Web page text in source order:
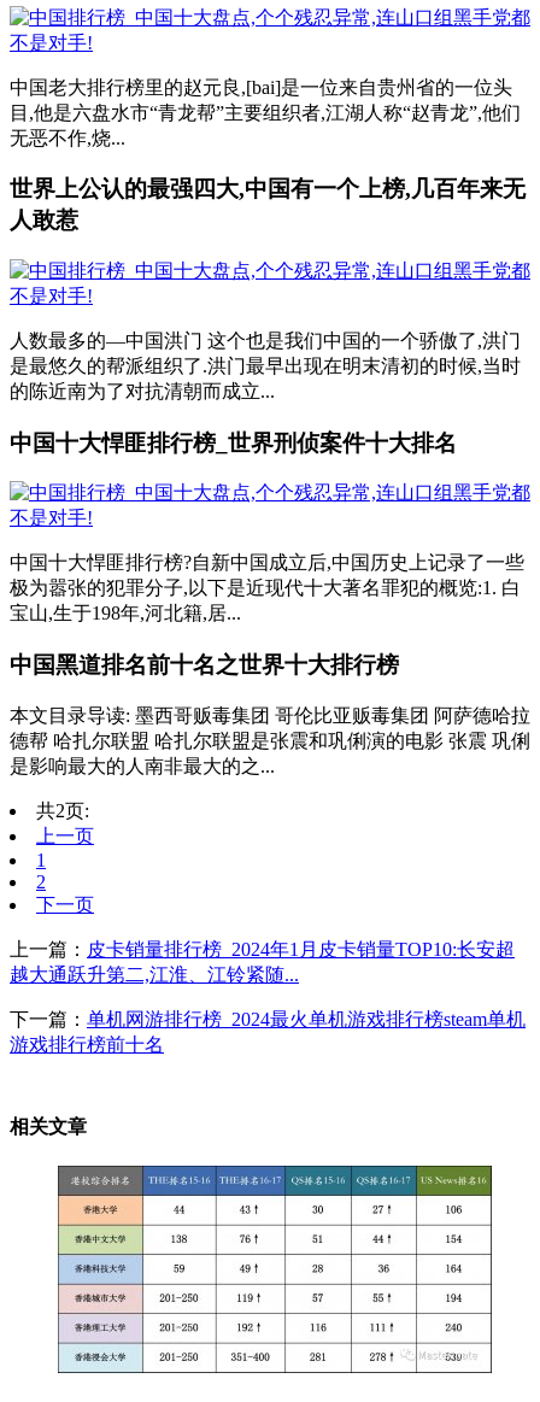
中国老大排行榜里的赵元良,[bai]是一位来自贵州省的一位头
目,他是六盘水市“青龙帮”主要组织者,江湖人称“赵青龙”,他们
无恶不作,烧...
世界上公认的最强四大,中国有一个上榜,几百年来无
人敢惹
人数最多的—中国洪门 这个也是我们中国的一个骄傲了,洪门
是最悠久的帮派组织了.洪门最早出现在明末清初的时候,当时
的陈近南为了对抗清朝而成立...
中国十大悍匪排行榜_世界刑侦案件十大排名
中国十大悍匪排行榜?自新中国成立后,中国历史上记录了一些
极为嚣张的犯罪分子,以下是近现代十大著名罪犯的概览:1. 白
宝山,生于198年,河北籍,居...
中国黑道排名前十名之世界十大排行榜
本文目录导读: 墨西哥贩毒集团 哥伦比亚贩毒集团 阿萨德哈拉
德帮 哈扎尔联盟 哈扎尔联盟是张震和巩俐演的电影 张震 巩俐
是影响最大的人南非最大的之...
共2页:
上一页
1
2
下一页
上一篇： 皮卡销量排行榜_2024年1月皮卡销量TOP10:长安超
越大通跃升第二,江淮、江铃紧随...
下一篇： 单机网游排行榜_2024最火单机游戏排行榜steam单机
游戏排行榜前十名
相关文章